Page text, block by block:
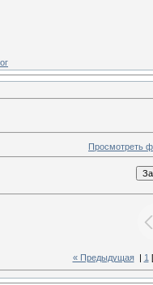
Просмотреть
« Предыдущая| 1 [